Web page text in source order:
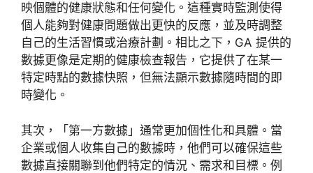
映個體的健康狀態和任何變化。這種實時監測使得
個人能夠對健康問題做出更快的反應，並及時調整
自己的生活習慣或治療計劃。相比之下，GA 提供的
數據更像是定期的健康檢查報告，它提供了在某一
特定時點的數據快照，但無法顯示數據隨時間的即
時變化。
其次，「第一方數據」通常更加個性化和具體。當
企業或個人收集自己的數據時，他們可以確保這些
數據直接關聯到他們特定的情況、需求和目標。例